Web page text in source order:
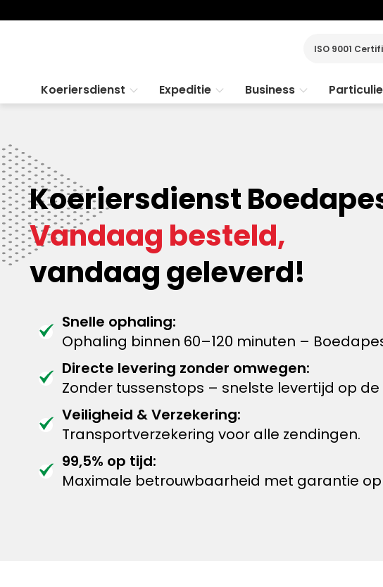
ISO 9001
Koeriersdienst Expeditie Business
Koeriersdienst
Vandaag besteld,
vandaag geleverd!
Snelle ophaling:
Ophaling binnen 60–120 minuten –
Directe levering zonder omwegen:
Zonder tussenstops – snelste levertijd op
Veiligheid & Verzekering:
Transportverzekering voor alle zendingen.
99,5% op tijd:
Maximale betrouwbaarheid met garantie